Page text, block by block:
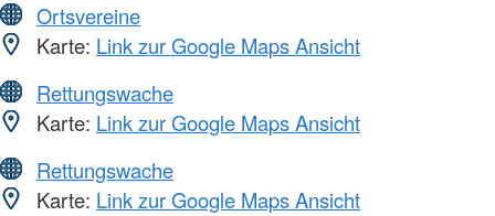
Ortsvereine
Karte: Link zur Google Maps Ansicht
Rettungswache
Karte: Link zur Google Maps Ansicht
Rettungswache
Karte: Link zur Google Maps Ansicht